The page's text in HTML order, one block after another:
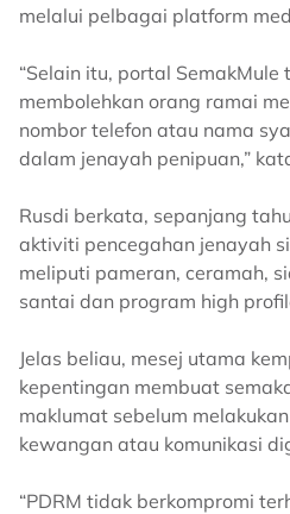
melalui pelbagai platform
“Selain itu, portal
membolehkan orang ramai
nombor telefon atau nama
dalam jenayah penipuan,”
Rusdi berkata, sepanjang
aktiviti pencegahan jenayah
meliputi pameran, ceramah,
santai dan program high
Jelas beliau, mesej utama
kepentingan membuat
maklumat sebelum
kewangan atau komunikasi
“PDRM tidak berkompromi